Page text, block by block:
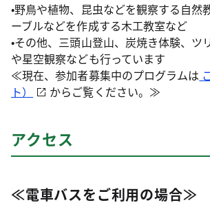
•野鳥や植物、昆虫などを観察する自然
ーブルなどを作成する木工教室など
•その他、三頭山登山、炭焼き体験、ツ
や星空観察なども行っています
≪現在、参加者募集中のプログラムは
ト）
からご覧ください。≫
アクセス
≪電車バスをご利用の場合≫